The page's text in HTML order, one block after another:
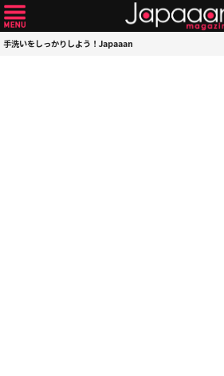
手洗いをしっかりしよう！Japaaan